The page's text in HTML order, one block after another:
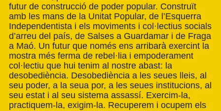
futur de construcció de poder popular. Construït
amb les mans de la Unitat Popular, de l’Esquerra
Independentista i els moviments i col·lectius socials
d’arreu del país, de Salses a Guardamar i de Fraga
a Maó. Un futur que només ens arribarà exercint la
mostra més ferma de rebel·lia i empoderament
col·lectiu que hui tenim al nostre abast: la
desobediència. Desobediència a les seues lleis, al
seu poder, a la seua por, a les seues institucions, al
seu estat i al seu sistema assassí. Exercim-la,
practiquem-la, exigim-la. Recuperem i ocupem els